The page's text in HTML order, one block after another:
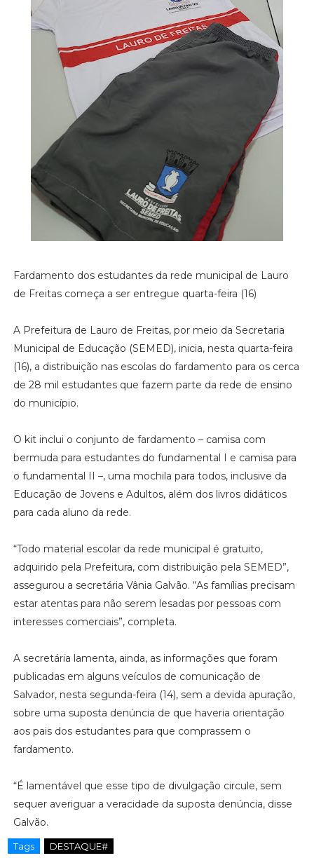
Fardamento dos estudantes da rede municipal de Lauro
de Freitas começa a ser entregue quarta-feira (16)
A Prefeitura de Lauro de Freitas, por meio da Secretaria
Municipal de Educação (SEMED), inicia, nesta quarta-feira
(16), a distribuição nas escolas do fardamento para os cerca
de 28 mil estudantes que fazem parte da rede de ensino
do município.
O kit inclui o conjunto de fardamento – camisa com
bermuda para estudantes do fundamental I e camisa para
o fundamental II –, uma mochila para todos, inclusive da
Educação de Jovens e Adultos, além dos livros didáticos
para cada aluno da rede.
“Todo material escolar da rede municipal é gratuito,
adquirido pela Prefeitura, com distribuição pela SEMED”,
assegurou a secretária Vânia Galvão. “As famílias precisam
estar atentas para não serem lesadas por pessoas com
interesses comerciais”, completa.
A secretária lamenta, ainda, as informações que foram
publicadas em alguns veículos de comunicação de
Salvador, nesta segunda-feira (14), sem a devida apuração,
sobre uma suposta denúncia de que haveria orientação
aos pais dos estudantes para que comprassem o
fardamento.
“É lamentável que esse tipo de divulgação circule, sem
sequer averiguar a veracidade da suposta denúncia, disse
Galvão.
Tags DESTAQUE#